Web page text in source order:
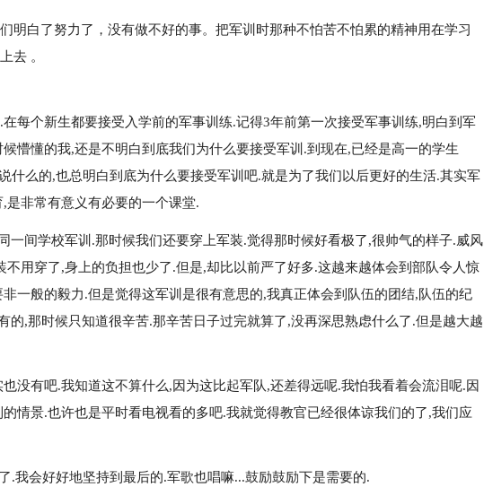
明白了努力了，没有做不好的事。把军训时那种不怕苦不怕累的精神用在学习
去 。
每个新生都要接受入学前的军事训练.记得3年前第一次接受军事训练,明白到军
懵懂的我,还是不明白到底我们为什么要接受军训.到现在,已经是高一的学生
什么的,也总明白到底为什么要接受军训吧.就是为了我们以后更好的生活.其实军
是非常有意义有必要的一个课堂.
一间学校军训.那时候我们还要穿上军装.觉得那时候好看极了,很帅气的样子.威风
不用穿了,身上的负担也少了.但是,却比以前严了好多.这越来越体会到部队令人惊
一般的毅力.但是觉得这军训是很有意思的,我真正体会到队伍的团结,队伍的纪
的,那时候只知道很辛苦.那辛苦日子过完就算了,没再深思熟虑什么了.但是越大越
没有吧.我知道这不算什么,因为这比起军队,还差得远呢.我怕我看着会流泪呢.因
情景.也许也是平时看电视看的多吧.我就觉得教官已经很体谅我们的了,我们应
.我会好好地坚持到最后的.军歌也唱嘛...鼓励鼓励下是需要的.